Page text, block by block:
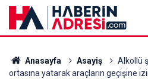
Anasayfa Asayiş
Alkollü
ortasına yatarak araçların geçişine